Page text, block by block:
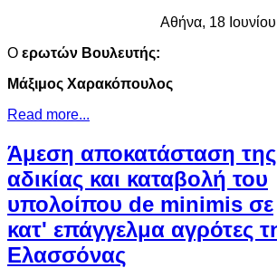
Αθήνα, 18
Ο ερωτών Βουλευτής:
Μάξιμος Χαρακόπουλος
Read more...
Άμεση αποκατάσταση της
αδικίας και καταβολή του
υπολοίπου de minimis σε
κατ' επάγγελμα αγρότες
Ελασσόνας